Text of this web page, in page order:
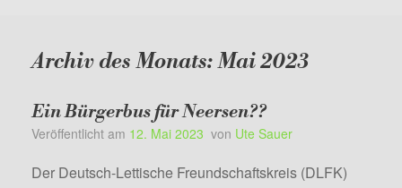
Archiv des Monats:Mai 2023
Ein Bürgerbus für Neersen??
Veröffentlicht am 12. Mai 2023 von Ute Sauer
Der Deutsch-Lettische Freundschaftskreis (DLFK)